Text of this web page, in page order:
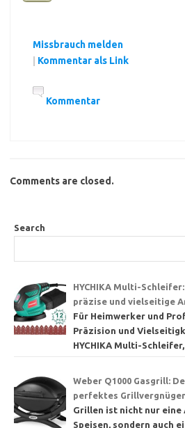
Missbrauch melden
Kommentar als Link
Kommentar
Comments are closed.
Search
HYCHIKA Multi-
präzise und vielseitige
Für Heimwerker und
Präzision und
HYCHIKA Multi-
Weber Q1000 Gasgrill:
perfektes
Grillen ist nicht nur
Speisen, sondern auch